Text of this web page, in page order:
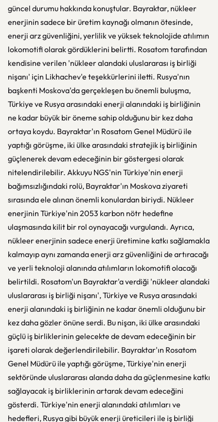
güncel durumu hakkında konuştular. Bayraktar, nükleer
enerjinin sadece bir üretim kaynağı olmanın ötesinde,
enerji arz güvenliğini, yerlilik ve yüksek teknolojide atılımın
lokomotifi olarak gördüklerini belirtti. Rosatom tarafından
kendisine verilen 'nükleer alandaki uluslararası iş birliği
nişanı' için Likhachev'e teşekkürlerini iletti. Rusya'nın
başkenti Moskova'da gerçekleşen bu önemli buluşma,
Türkiye ve Rusya arasındaki enerji alanındaki iş birliğinin
ne kadar büyük bir öneme sahip olduğunu bir kez daha
ortaya koydu. Bayraktar'ın Rosatom Genel Müdürü ile
yaptığı görüşme, iki ülke arasındaki stratejik iş birliğinin
güçlenerek devam edeceğinin bir göstergesi olarak
nitelendirilebilir. Akkuyu NGS'nin Türkiye'nin enerji
bağımsızlığındaki rolü, Bayraktar'ın Moskova ziyareti
sırasında ele alınan önemli konulardan biriydi. Nükleer
enerjinin Türkiye'nin 2053 karbon nötr hedefine
ulaşmasında kilit bir rol oynayacağı vurgulandı. Ayrıca,
nükleer enerjinin sadece enerji üretimine katkı sağlamakla
kalmayıp aynı zamanda enerji arz güvenliğini de artıracağı
ve yerli teknoloji alanında atılımların lokomotifi olacağı
belirtildi. Rosatom'un Bayraktar'a verdiği 'nükleer alandaki
uluslararası iş birliği nişanı', Türkiye ve Rusya arasındaki
enerji alanındaki iş birliğinin ne kadar önemli olduğunu bir
kez daha gözler önüne serdi. Bu nişan, iki ülke arasındaki
güçlü iş birliklerinin gelecekte de devam edeceğinin bir
işareti olarak değerlendirilebilir. Bayraktar'ın Rosatom
Genel Müdürü ile yaptığı görüşme, Türkiye'nin enerji
sektöründe uluslararası alanda daha da güçlenmesine katkı
sağlayacak iş birliklerinin artarak devam edeceğini
gösterdi. Türkiye'nin enerji alanındaki atılımları ve
hedefleri, Rusya gibi büyük enerji üreticileri ile iş birliği